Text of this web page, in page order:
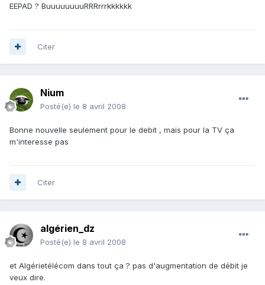
EEPAD ? BuuuuuuuuRRRrrrkkkkkk
Citer
Nium
Posté(e) le 8 avril 2008
Bonne nouvelle seulement pour le debit , mais pour la TV ça
m'interesse pas
Citer
algérien_dz
Posté(e) le 8 avril 2008
et Algérietélécom dans tout ça ? pas d'augmentation de débit je
veux dire.